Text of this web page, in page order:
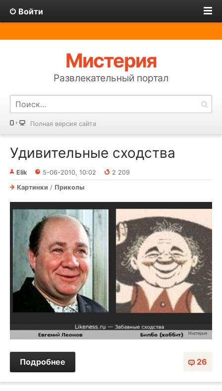
Войти
Мистерия
Развлекательный портал
Полная версия сайта
Удивительные сходства
Elik 5-06-2010, 10:02
2 209
Картинки / Приколы
26
Подробнее